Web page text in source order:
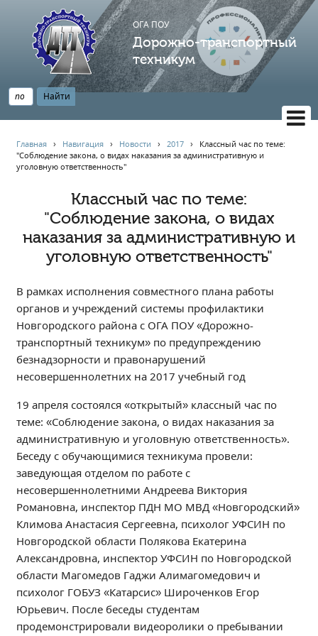
ОГА ПОУ
Дорожно-транспортный
техникум
НАВИГАЦИЯ
Профессионалитет
АБИТУРИЕНТУ
Опрос по качеству образования
Новости
Наблюдательный совет
Информация
Независимая оценка качества
Профориентация
Обращения онлайн
Региональный центр по профилактике ДДТТ
Учебно-производственный комплекс
Центр карьеры
Противодействие коррупции
Всероссийское чемпионатное движение
Региональная инновационная площадка
СВЕДЕНИЯ ОБ ОБРАЗОВАТЕЛЬНОЙ ОРГАНИЗАЦИИ
Основные сведения
Структура и органы управления образовательной
организацией
Документы
Главная › Навигация › Новости ›2017 › Классный час по теме:
"Соблюдение закона, о видах наказания за административную и
уголовную ответственность"
Классный час по теме:
"Соблюдение закона, о видах
наказания за административную и
уголовную ответственность"
В рамках исполнения совместного плана работы
органов и учреждений системы профилактики
Новгородского района с ОГА ПОУ «Дорожно-
транспортный техникум» по предупреждению
безнадзорности и правонарушений
несовершеннолетних на 2017 учебный год
19 апреля состоялся «открытый» классный час по
теме: «Соблюдение закона, о видах наказания за
административную и уголовную ответственность».
Беседу с обучающимися техникума провели:
заведующая отделом по работе с
несовершеннолетними Андреева Виктория
Романовна, инспектор ПДН МО МВД «Новгородский»
Климова Анастасия Сергеевна, психолог УФСИН по
Новгородской области Полякова Екатерина
Александровна, инспектор УФСИН по Новгородской
области Магомедов Гаджи Алимагомедович и
психолог ГОБУЗ «Катарсис» Широченков Егор
Юрьевич. После беседы студентам
продемонстрировали видеоролики о пребывании